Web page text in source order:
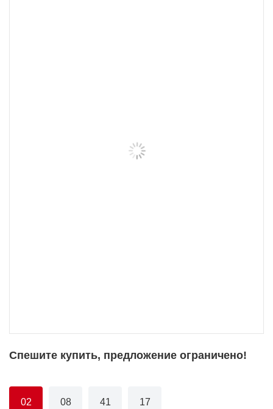
Спешите купить, предложение ограничено!
02 08 41 16